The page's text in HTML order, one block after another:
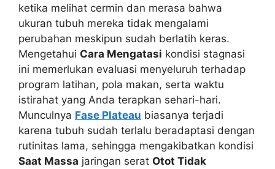
ketika melihat cermin dan merasa bahwa
ukuran tubuh mereka tidak mengalami
perubahan meskipun sudah berlatih keras.
Mengetahui Cara Mengatasi kondisi stagnasi
ini memerlukan evaluasi menyeluruh terhadap
program latihan, pola makan, serta waktu
istirahat yang Anda terapkan sehari-hari.
Munculnya Fase Plateau biasanya terjadi
karena tubuh sudah terlalu beradaptasi dengan
rutinitas lama, sehingga mengakibatkan kondisi
Saat Massa jaringan serat Otot Tidak